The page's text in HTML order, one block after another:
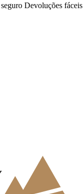
Devoluções fáceis